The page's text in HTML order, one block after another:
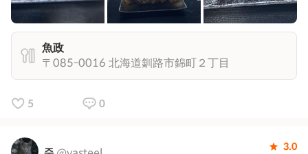
魚政
〒085-0016 北海道釧路市錦町２丁目
5 0
3.0